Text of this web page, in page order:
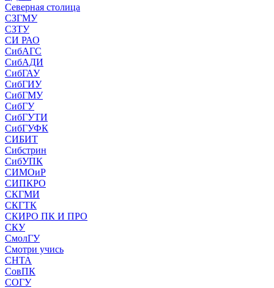
Северная столица
СЗГМУ
СЗТУ
СИ РАО
СибАГС
СибАДИ
СибГАУ
СибГИУ
СибГМУ
СибГУ
СибГУТИ
СибГУФК
СИБИТ
Сибстрин
СибУПК
СИМОиР
СИПКРО
СКГМИ
СКГТК
СКИРО ПК И ПРО
СКУ
СмолГУ
Смотри учись
СНТА
СовПК
СОГУ